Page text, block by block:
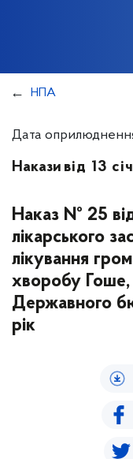
НПА
Дата
Накази від 13
Наказ № 25
лікарського
лікування
хворобу Гоше,
Державного
рік